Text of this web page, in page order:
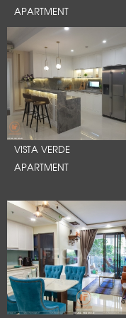
APARTMENT
VISTA VERDE
APARTMENT